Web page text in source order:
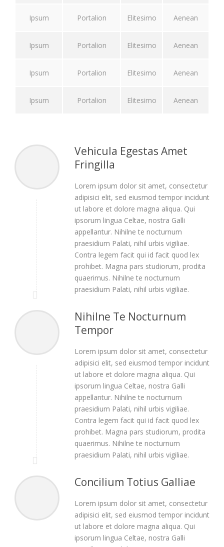
Ipsum Portalion Elitesimo Aenean
Ipsum Portalion Elitesimo Aenean
Ipsum Portalion Elitesimo Aenean
Ipsum Portalion Elitesimo Aenean
Vehicula Egestas Amet
Fringilla
Lorem ipsum dolor sit amet, consectetur
adipisici elit, sed eiusmod tempor incidunt
ut labore et dolore magna aliqua. Qui
ipsorum lingua Celtae, nostra Galli
appellantur. Nihilne te nocturnum
praesidium Palati, nihil urbis vigiliae.
Contra legem facit qui id facit quod lex
prohibet. Magna pars studiorum, prodita
quaerimus. Nihilne te nocturnum
praesidium Palati, nihil urbis vigiliae.
Nihilne Te Nocturnum
Tempor
Lorem ipsum dolor sit amet, consectetur
adipisici elit, sed eiusmod tempor incidunt
ut labore et dolore magna aliqua. Qui
ipsorum lingua Celtae, nostra Galli
appellantur. Nihilne te nocturnum
praesidium Palati, nihil urbis vigiliae.
Contra legem facit qui id facit quod lex
prohibet. Magna pars studiorum, prodita
quaerimus. Nihilne te nocturnum
praesidium Palati, nihil urbis vigiliae.
Concilium Totius Galliae
Lorem ipsum dolor sit amet, consectetur
adipisici elit, sed eiusmod tempor incidunt
ut labore et dolore magna aliqua. Qui
ipsorum lingua Celtae, nostra Galli